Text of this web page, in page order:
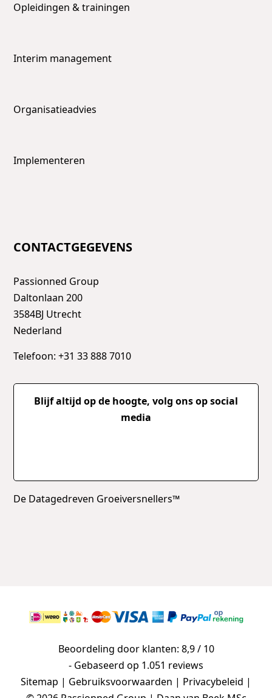
Opleidingen & trainingen
Interim management
Organisatieadvies
Implementeren
CONTACTGEGEVENS
Passionned Group
Daltonlaan 200
3584BJ Utrecht
Nederland
Telefoon: +31 33 888 7010
Blijf altijd op de hoogte, volg ons op social
media
De Datagedreven Groeiversnellers™
Beoordeling door klanten: 8,9 / 10
- Gebaseerd op 1.051 reviews
Sitemap | Gebruiksvoorwaarden | Privacybeleid |